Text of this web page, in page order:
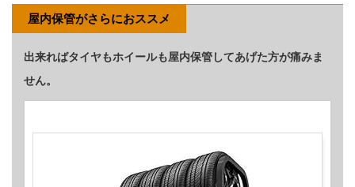
屋内保管がさらにおススメ
出来ればタイヤもホイールも屋内保管してあげた方が痛みま
せん。